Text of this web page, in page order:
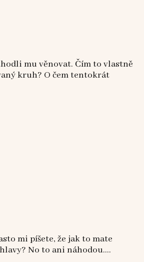
mu věnovat. Čím to vlastně
kruh? O čem tentokrát
mi píšete, že jak to mate
No to ani náhodou....